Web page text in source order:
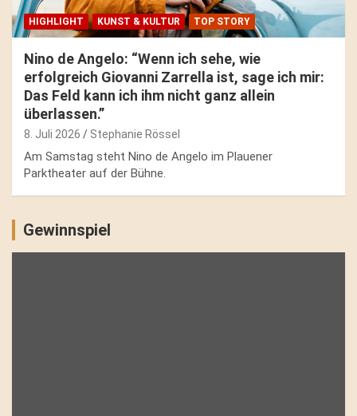
HIGHLIGHT KUNST & KULTUR TOP STORY
Nino de Angelo: “Wenn ich sehe, wie
erfolgreich Giovanni Zarrella ist, sage ich mir:
Das Feld kann ich ihm nicht ganz allein
überlassen.”
8. Juli 2026 Stephanie Rössel
Am Samstag steht Nino de Angelo im Plauener
Parktheater auf der Bühne.
Gewinnspiel